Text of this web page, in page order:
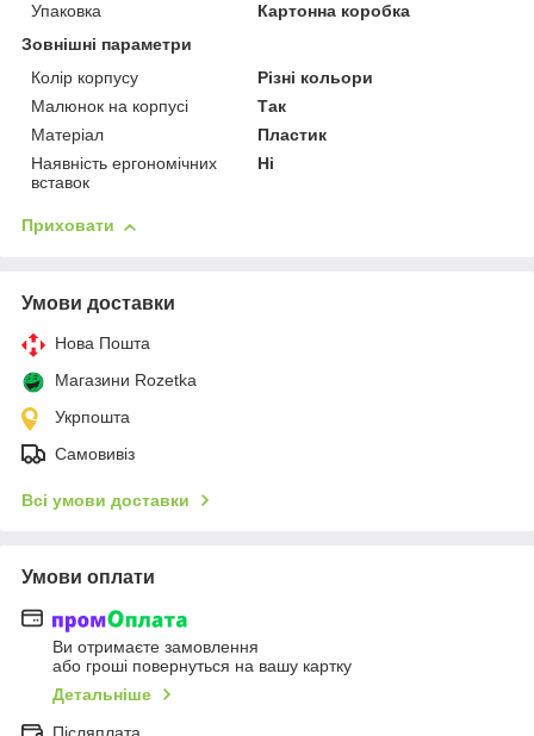
Упаковка
Картонна коробка
Зовнішні параметри
Колір корпусу
Різні кольори
Малюнок на корпусі
Так
Матеріал
Пластик
Наявність ергономічних
вставок
Ні
Приховати
Умови доставки
Нова Пошта
Магазини Rozetka
Укрпошта
Самовивіз
Всі умови доставки
Умови оплати
Ви отримаєте замовлення
або гроші повернуться на вашу картку
Детальніше